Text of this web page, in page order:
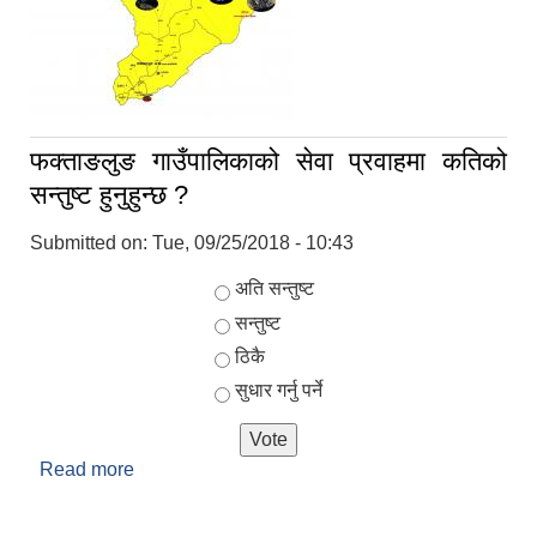
फक्ताङलुङ गाउँपालिकाको सेवा प्रवाहमा कतिको
सन्तुष्ट हुनुहुन्छ ?
Submitted on: Tue, 09/25/2018 - 10:43
Choices
अति सन्तुष्ट
सन्तुष्ट
ठिकै
सुधार गर्नु पर्ने
Read more